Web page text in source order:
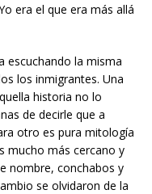
era el que era más allá
escuchando la misma
los inmigrantes. Una
historia no lo
de decirle que a
otro es pura mitología
mucho más cercano y
nombre, conchabos y
se olvidaron de la